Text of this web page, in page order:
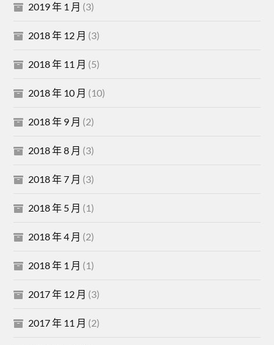
2019 年 1 月 (3)
2018 年 12 月 (3)
2018 年 11 月 (5)
2018 年 10 月 (10)
2018 年 9 月 (2)
2018 年 8 月 (3)
2018 年 7 月 (3)
2018 年 5 月 (1)
2018 年 4 月 (2)
2018 年 1 月 (1)
2017 年 12 月 (3)
2017 年 11 月 (2)